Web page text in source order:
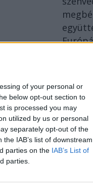
of your personal or
below opt-out section to
is processed you may
utilized by us or personal
separately opt-out of the
IAB’s list of downstream
parties on the IAB’s List of
parties.